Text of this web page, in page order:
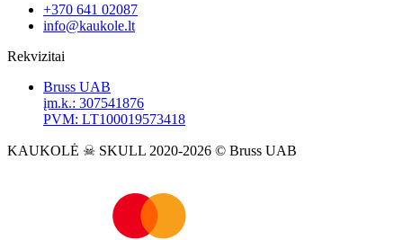
+370 641 02087
info@kaukole.lt
Rekvizitai
Bruss UAB
įm.k.: 307541876
PVM: LT100019573418
KAUKOLĖ ☠ SKULL 2020-2026 © Bruss UAB